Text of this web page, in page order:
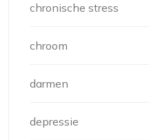
chronische stress
chroom
darmen
depressie